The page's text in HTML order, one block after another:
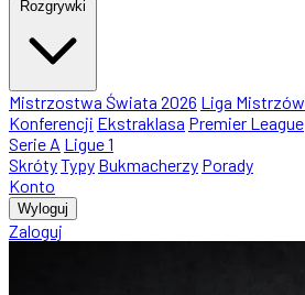
Rozgrywki
Mistrzostwa Świata 2026 Liga Mistrzów
Konferencji Ekstraklasa Premier League
Serie A Ligue 1
SkrótyTypy Bukmacherzy Porady
Konto
Wyloguj
Zaloguj